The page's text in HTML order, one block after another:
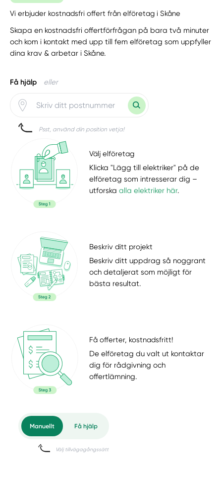
Vi erbjuder kostnadsfri offert från elföretag i Skåne
Skapa en kostnadsfri offertförfrågan på bara två minuter
och kom i kontakt med upp till fem elföretag som uppfyller
dina krav & arbetar i Skåne.
Få hjälp eller
Psst, använd din position vetja!
Välj elföretag
Klicka "Lägg till elektriker" på de
elföretag som intresserar dig –
utforskaalla elektriker här.
Beskriv ditt projekt
Beskriv ditt uppdrag så noggrant
och detaljerat som möjligt för
bästa resultat.
Få offerter, kostnadsfritt!
De elföretag du valt ut kontaktar
dig för rådgivning och
offertlämning.